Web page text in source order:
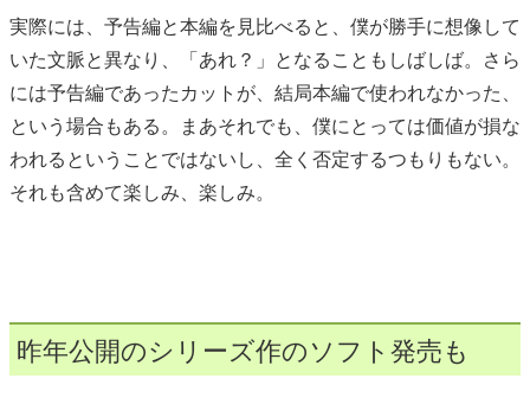
実際には、予告編と本編を見比べると、僕が勝手に想像して
いた文脈と異なり、「あれ？」となることもしばしば。さら
には予告編であったカットが、結局本編で使われなかった、
という場合もある。まあそれでも、僕にとっては価値が損な
われるということではないし、全く否定するつもりもない。
それも含めて楽しみ、楽しみ。
昨年公開のシリーズ作のソフト発売も